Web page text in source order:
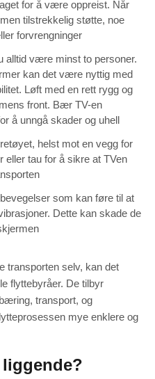
for å være oppreist. Når
tilstrekkelig støtte, noe
forvrengninger
alltid være minst to personer.
kan det være nyttig med
Løft med en rett rygg og
front. Bær TV-en
å unngå skader og uhell
helst mot en vegg for
tau for å sikre at TVen
som kan føre til at
Dette kan skade de
transporten selv, kan det
flyttebyråer. De tilbyr
transport, og
mye enklere og
liggende?